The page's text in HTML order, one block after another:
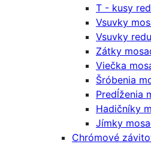
T - kusy
Vsuvky
Vsuvky
Zátky
Viečka
Šróbenia
Predĺženia
Hadičníky
Jímky
Chrómové